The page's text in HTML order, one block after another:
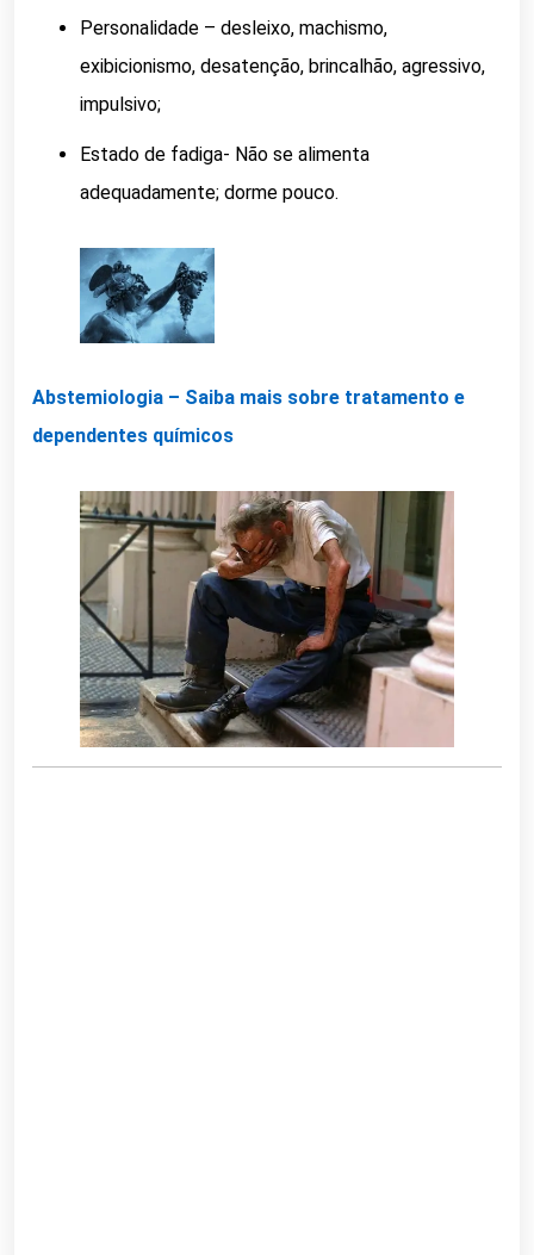
Personalidade – desleixo, machismo,
exibicionismo, desatenção, brincalhão, agressivo,
impulsivo;
Estado de fadiga- Não se alimenta
adequadamente; dorme pouco.
Abstemiologia – Saiba mais sobre tratamento e
dependentes químicos